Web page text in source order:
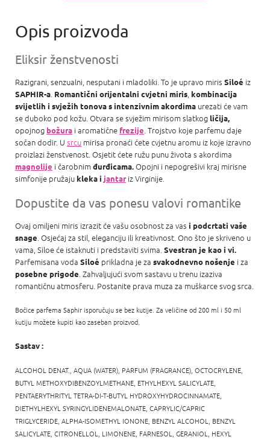
Eliksir ženstvenosti
Razigrani, senzualni, nesputani i mladoliki. To je upravo miris Siloé iz
SAPHIR-a. Romantični orijentalni cvjetni miris, kombinacija
svijetlih i svježih tonova s ​​intenzivnim akordima urezati će vam
se duboko pod kožu. Otvara se svježim mirisom slatkog ličija,
opojnog božura i aromatične frezije. Trojstvo koje parfemu daje
sočan dodir. U srcu mirisa pronaći ćete cvjetnu aromu iz koje izravno
proizlazi ženstvenost. Osjetit ćete ružu punu života s akordima
magnolije i čarobnimđurđicama.Opojni i nepogrešivi kraj mirisne
simfonije pružaju kleka i jantariz Virginije.
Dopustite da vas ponesu valovi romantike
Ovaj omiljeni miris izrazit će vašu osobnost za vas i podcrtati vaše
snage . Osjećaj za stil, eleganciju ili kreativnost. Ono što je skriveno u
vama, Siloe će istaknuti i predstaviti svima. Svestran je kao i vi.
Parfemisana voda Siloé prikladna je za svakodnevno nošenje i za
posebne prigode . Zahvaljujući svom sastavu u trenu izaziva
romantičnu atmosferu. Postanite prava muza za muškarce svog srca.
Bočice parfema Saphir isporučuju se bez kutije. Za veličine od 200 ml i 50 ml
kutiju možete kupiti kao zaseban proizvod.
Sastav :
ALCOHOL DENAT., AQUA (WATER), PARFUM (FRAGRANCE), OCTOCRYLENE,
BUTYL METHOXYDIBENZOYLMETHANE, ETHYLHEXYL SALICYLATE,
PENTAERYTHRITYL TETRA-DI-T-BUTYL HYDROXYHYDROCINNAMATE,
DIETHYLHEXYL SYRINGYLIDENEMALONATE, CAPRYLIC/CAPRIC
TRIGLYCERIDE, ALPHA-ISOMETHYL IONONE, BENZYL ALCOHOL, BENZYL
SALICYLATE, CITRONELLOL, LIMONENE, FARNESOL, GERANIOL, HEXYL